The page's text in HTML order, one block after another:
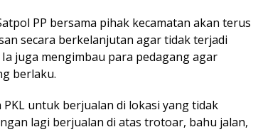
PP bersama pihak kecamatan akan terus
secara berkelanjutan agar tidak terjadi
juga mengimbau para pedagang agar
berlaku.
PKL untuk berjualan di lokasi yang tidak
lagi berjualan di atas trotoar, bahu jalan,